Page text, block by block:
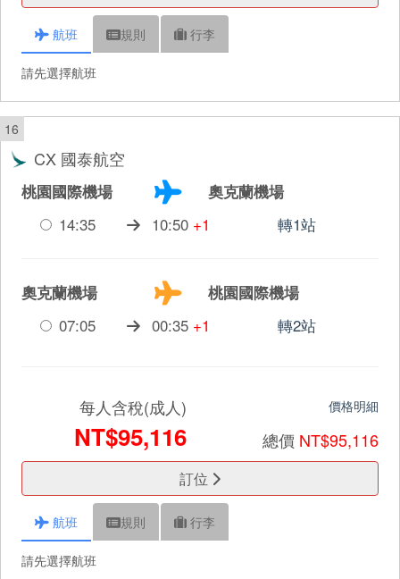
航班 規則 行李
請先選擇航班
16
CX 國泰航空
桃園國際機場
奧克蘭機場
14:35
10:50 +1 轉1站
奧克蘭機場
桃園國際機場
07:05
00:35 +1 轉2站
每人含稅(成人)
NT$95,116
價格明細
總價 NT$95,116
訂位
航班 規則 行李
請先選擇航班